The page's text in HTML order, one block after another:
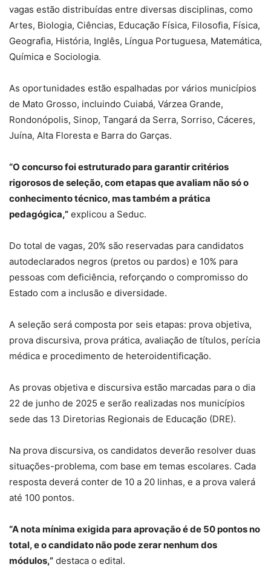
vagas estão distribuídas entre diversas disciplinas, como
Artes, Biologia, Ciências, Educação Física, Filosofia, Física,
Geografia, História, Inglês, Língua Portuguesa, Matemática,
Química e Sociologia.
As oportunidades estão espalhadas por vários municípios
de Mato Grosso, incluindo Cuiabá, Várzea Grande,
Rondonópolis, Sinop, Tangará da Serra, Sorriso, Cáceres,
Juína, Alta Floresta e Barra do Garças.
“O concurso foi estruturado para garantir critérios
rigorosos de seleção, com etapas que avaliam não só o
conhecimento técnico, mas também a prática
pedagógica,” explicou a Seduc.
Do total de vagas, 20% são reservadas para candidatos
autodeclarados negros (pretos ou pardos) e 10% para
pessoas com deficiência, reforçando o compromisso do
Estado com a inclusão e diversidade.
A seleção será composta por seis etapas: prova objetiva,
prova discursiva, prova prática, avaliação de títulos, perícia
médica e procedimento de heteroidentificação.
As provas objetiva e discursiva estão marcadas para o dia
22 de junho de 2025 e serão realizadas nos municípios
sede das 13 Diretorias Regionais de Educação (DRE).
Na prova discursiva, os candidatos deverão resolver duas
situações-problema, com base em temas escolares. Cada
resposta deverá conter de 10 a 20 linhas, e a prova valerá
até 100 pontos.
“A nota mínima exigida para aprovação é de 50 pontos no
total, e o candidato não pode zerar nenhum dos
módulos,” destaca o edital.